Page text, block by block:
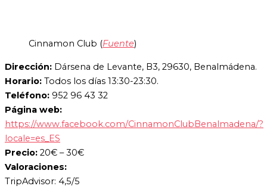
Cinnamon Club (Fuente)
Dirección: Dársena de Levante, B3, 29630, Benalmádena.
Horario: Todos los días 13:30-23:30.
Teléfono: 952 96 43 32
Página web:
https://www.facebook.com/CinnamonClubBenalmadena/?
locale=es_ES
Precio: 20€ – 30€
Valoraciones:
TripAdvisor: 4,5/5